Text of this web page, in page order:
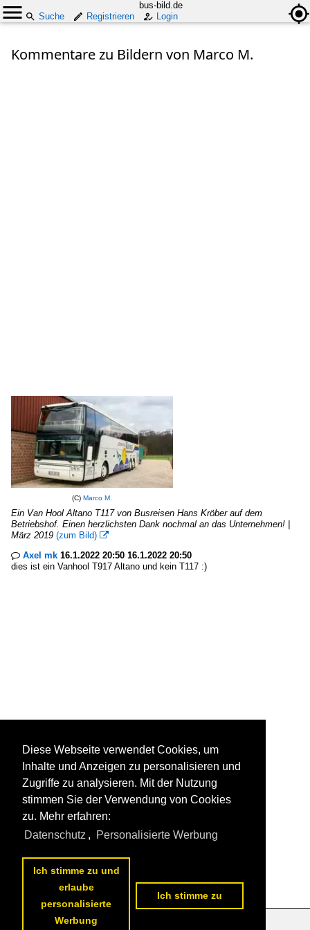
bus-bild.de
Suche
Registrieren Login
Kommentare zu Bildern von Marco M.
(C) Marco M.
Ein Van Hool Altano T117 von Busreisen Hans Kröber auf dem
Betriebshof. Einen herzlichsten Dank nochmal an das Unternehmen! |
März 2019 (zum Bild) 
 Axel mk 16.1.2022 20:50 16.1.2022 20:50
dies ist ein Vanhool T917 Altano und kein T117 :)
Diese Webseite verwendet Cookies, um
Inhalte und Anzeigen zu personalisieren und
Zugriffe zu analysieren. Mit der Nutzung
stimmen Sie der Verwendung von Cookies
zu. Mehr erfahren:
Datenschutz , Personalisierte Werbung
Ich stimme zu und
erlaube
personalisierte
Werbung
Ich stimme zu